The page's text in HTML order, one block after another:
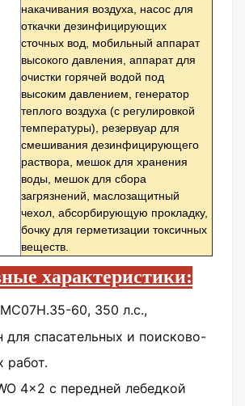
накачивания воздуха, насос для
откачки дезинфицирующих
сточных вод, мобильный аппарат
высокого давления, аппарат для
очистки горячей водой под
высоким давлением, генератор
теплого воздуха (с регулировкой
температуры), резервуар для
смешивания дезинфицирующего
раствора, мешок для хранения
воды, мешок для сбора
загрязнений, маслозащитный
чехол, абсорбирующую прокладку,
бочку для герметизации токсичных
веществ.
характеристики:
60, 350 л.с.,
для спасательных и поисково-
работ.
4×2 с передней лебедкой